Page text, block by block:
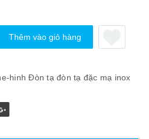
Thêm vào giỏ hàng
hinh Đòn tạ đòn tạ đặc mạ inox